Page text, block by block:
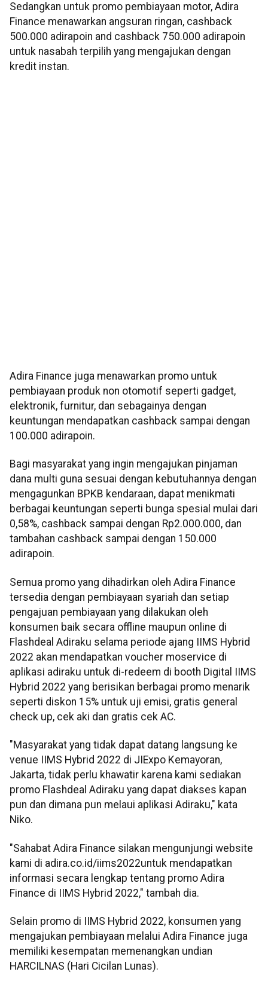
Sedangkan untuk promo pembiayaan motor, Adira
Finance menawarkan angsuran ringan, cashback
500.000 adirapoin and cashback 750.000 adirapoin
untuk nasabah terpilih yang mengajukan dengan
kredit instan.
Adira Finance juga menawarkan promo untuk
pembiayaan produk non otomotif seperti gadget,
elektronik, furnitur, dan sebagainya dengan
keuntungan mendapatkan cashback sampai dengan
100.000 adirapoin.
Bagi masyarakat yang ingin mengajukan pinjaman
dana multi guna sesuai dengan kebutuhannya dengan
mengagunkan BPKB kendaraan, dapat menikmati
berbagai keuntungan seperti bunga spesial mulai dari
0,58%, cashback sampai dengan Rp2.000.000, dan
tambahan cashback sampai dengan 150.000
adirapoin.
Semua promo yang dihadirkan oleh Adira Finance
tersedia dengan pembiayaan syariah dan setiap
pengajuan pembiayaan yang dilakukan oleh
konsumen baik secara offline maupun online di
Flashdeal Adiraku selama periode ajang IIMS Hybrid
2022 akan mendapatkan voucher moservice di
aplikasi adiraku untuk di-redeem di booth Digital IIMS
Hybrid 2022 yang berisikan berbagai promo menarik
seperti diskon 15% untuk uji emisi, gratis general
check up, cek aki dan gratis cek AC.
"Masyarakat yang tidak dapat datang langsung ke
venue IIMS Hybrid 2022 di JIExpo Kemayoran,
Jakarta, tidak perlu khawatir karena kami sediakan
promo Flashdeal Adiraku yang dapat diakses kapan
pun dan dimana pun melaui aplikasi Adiraku," kata
Niko.
"Sahabat Adira Finance silakan mengunjungi website
kami di adira.co.id/iims2022untuk mendapatkan
informasi secara lengkap tentang promo Adira
Finance di IIMS Hybrid 2022," tambah dia.
Selain promo di IIMS Hybrid 2022, konsumen yang
mengajukan pembiayaan melalui Adira Finance juga
memiliki kesempatan memenangkan undian
HARCILNAS (Hari Cicilan Lunas).